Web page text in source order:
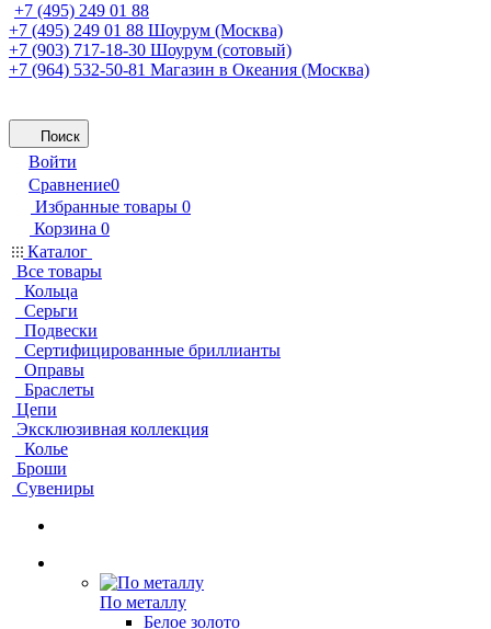
+7 (495) 249 01 88
+7 (495) 249 01 88 Шоурум (Москва)
+7 (903) 717-18-30 Шоурум (сотовый)
+7 (964) 532-50-81 Магазин в Океания (Москва)
Поиск
Войти
Сравнение0
Избранные товары 0
Корзина 0
Каталог
Все товары
Кольца
Серьги
Подвески
Сертифицированные бриллианты
Оправы
Браслеты
Цепи
Эксклюзивная коллекция
Колье
Броши
Сувениры
По металлу
Белое золото